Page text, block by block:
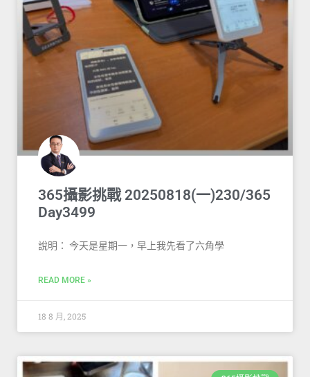
365攝影挑戰 20250818(一)230/365
Day3499
說明： 今天是星期一，早上我先看了六角學
READ MORE »
18 8 月, 2025